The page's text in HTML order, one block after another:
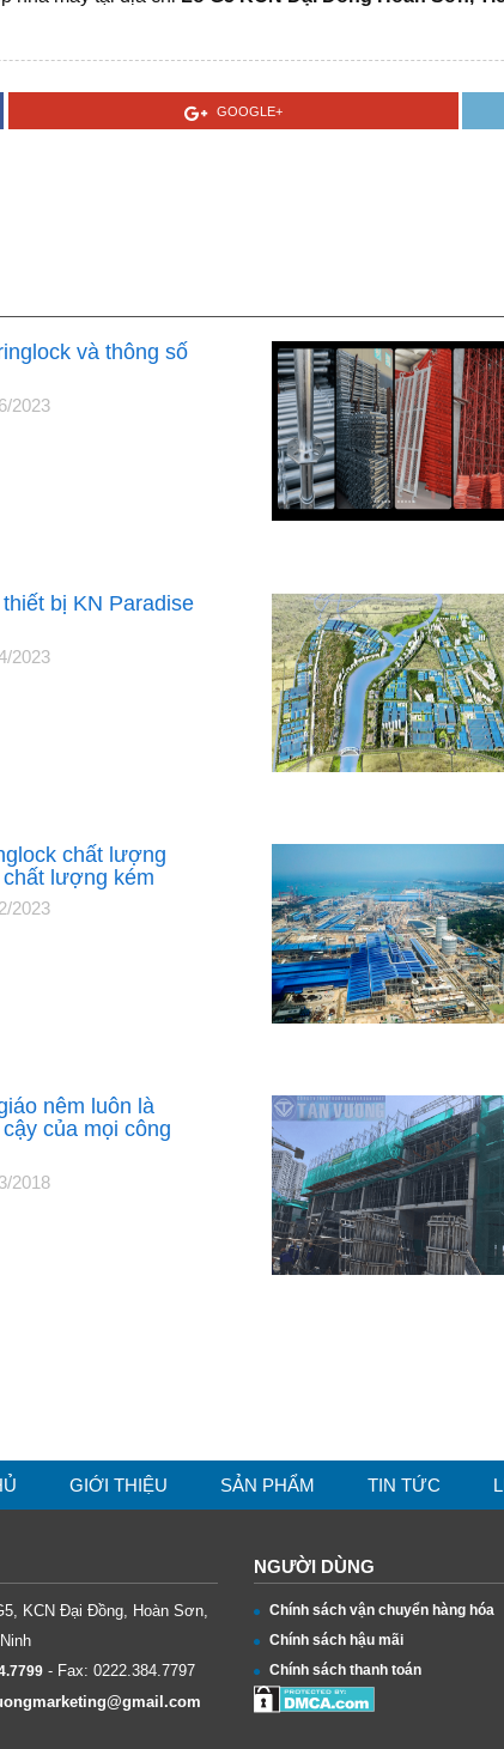
GOOGLE+
và thông số
2023
bị KN Paradise
2023
chất lượng
lượng kém
2023
nêm luôn là
của mọi công
2018
GIỚI THIỆU SẢN PHẨM TIN TỨC
KCN Đại Đồng, Hoàn Sơn,
- Fax: 0222.384.7797
NGƯỜI DÙNG
Chính sách vận chuyển hàng hóa
Chính sách hậu mãi
Chính sách thanh toán